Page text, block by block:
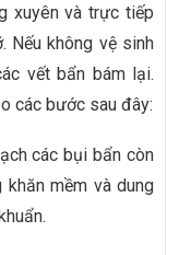
xuyên và trực tiếp
Nếu không vệ sinh
vết bẩn bám lại.
các bước sau đây:
các bụi bẩn còn
mềm và dung